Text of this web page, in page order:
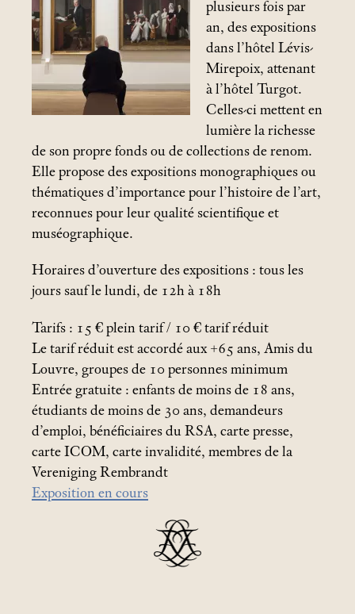
plusieurs fois par
an, des expositions
dans l’hôtel Lévis-
Mirepoix, attenant
à l’hôtel Turgot.
Celles-ci mettent en
lumière la richesse
de son propre fonds ou de collections de renom.
Elle propose des expositions monographiques ou
thématiques d’importance pour l’histoire de l’art,
reconnues pour leur qualité scientifique et
muséographique.
Horaires d’ouverture des expositions : tous les
jours sauf le lundi, de 12h à 18h
Tarifs : 15 € plein tarif / 10 € tarif réduit
Le tarif réduit est accordé aux +65 ans, Amis du
Louvre, groupes de 10 personnes minimum
Entrée gratuite : enfants de moins de 18 ans,
étudiants de moins de 30 ans, demandeurs
d’emploi, bénéficiaires du RSA, carte presse,
carte ICOM, carte invalidité, membres de la
Vereniging Rembrandt
Exposition en cours